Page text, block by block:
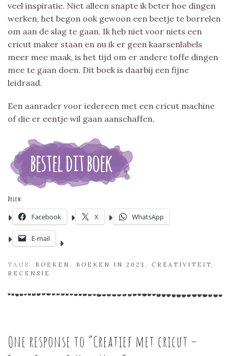
veel inspiratie. Niet alleen snapte ik beter hoe dingen
werken, het begon ook gewoon een beetje te borrelen
om aan de slag te gaan. Ik heb niet voor niets een
cricut maker staan en nu ik er geen kaarsenlabels
meer mee maak, is het tijd om er andere toffe dingen
mee te gaan doen. Dit boek is daarbij een fijne
leidraad.
Een aanrader voor iedereen met een cricut machine
of die er eentje wil gaan aanschaffen.
Delen:
Facebook X WhatsApp
E-mail
TAGS: BOEKEN , BOEKEN IN 2023 , CREATIVITEIT,
RECENSIE
One response to “Creatief met cricut –